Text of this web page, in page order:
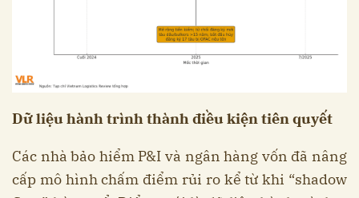
Dữ liệu hành trình thành điều kiện tiên quyết
Các nhà bảo hiểm P&I và ngân hàng vốn đã nâng
cấp mô hình chấm điểm rủi ro kể từ khi “shadow